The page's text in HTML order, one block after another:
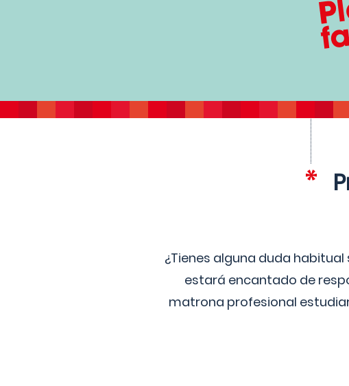
¿Tienes alguna duda
estará encantado de
matrona profesional